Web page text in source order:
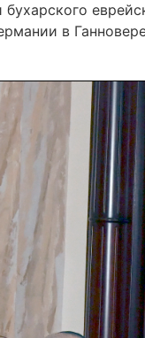
в